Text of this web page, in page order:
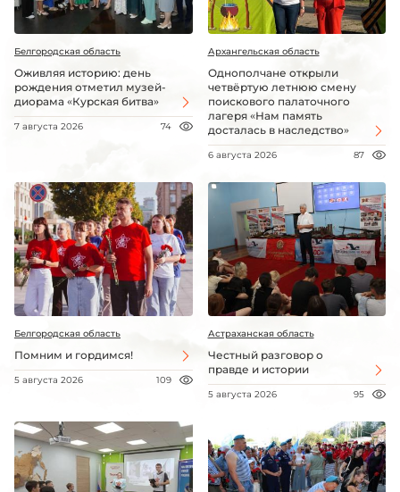
Белгородская область
Оживляя историю: день
рождения отметил музей-
диорама «Курская битва»
7 августа 2026 74
Архангельская область
Однополчане открыли
четвёртую летнюю смену
поискового палаточного
лагеря «Нам память
досталась в наследство»
6 августа 2026 87
Белгородская область
Помним и гордимся!
5 августа 2026 109
Астраханская область
Честный разговор о
правде и истории
5 августа 2026 95